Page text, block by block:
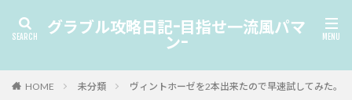
グラブル攻略日記-目指せ一流風パマ
ン-
HOME 未分類 ヴィントホーゼを2本出来たので早速試してみた。